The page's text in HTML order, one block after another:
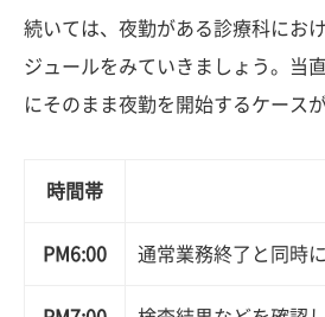
続いては、夜勤がある診療科にお
ジュールをみていきましょう。当
にそのまま夜勤を開始するケース
時間帯
PM6:00 通常業務終了と同時